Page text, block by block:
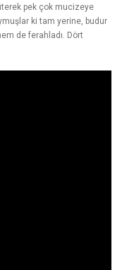
pek çok mucizeye
ki tam yerine, budur
de ferahladı. Dört